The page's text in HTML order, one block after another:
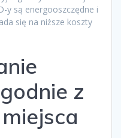
y są energooszczędne i
się na niższe koszty
z